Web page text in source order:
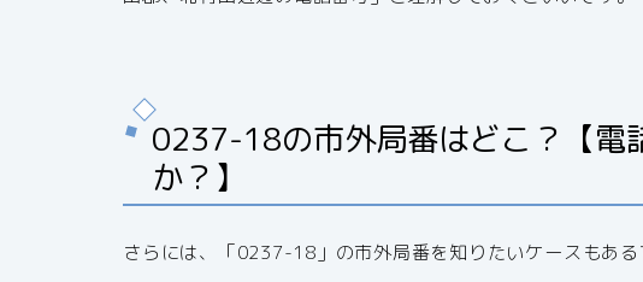
0237-18の市外局番はどこ？【電
か？】
さらには、「0237-18」の市外局番を知りたいケースもある